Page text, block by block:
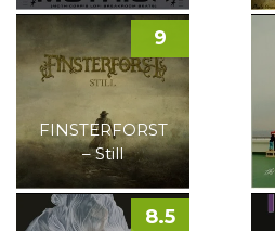
FINSTERFORST
– Still
9
8.5